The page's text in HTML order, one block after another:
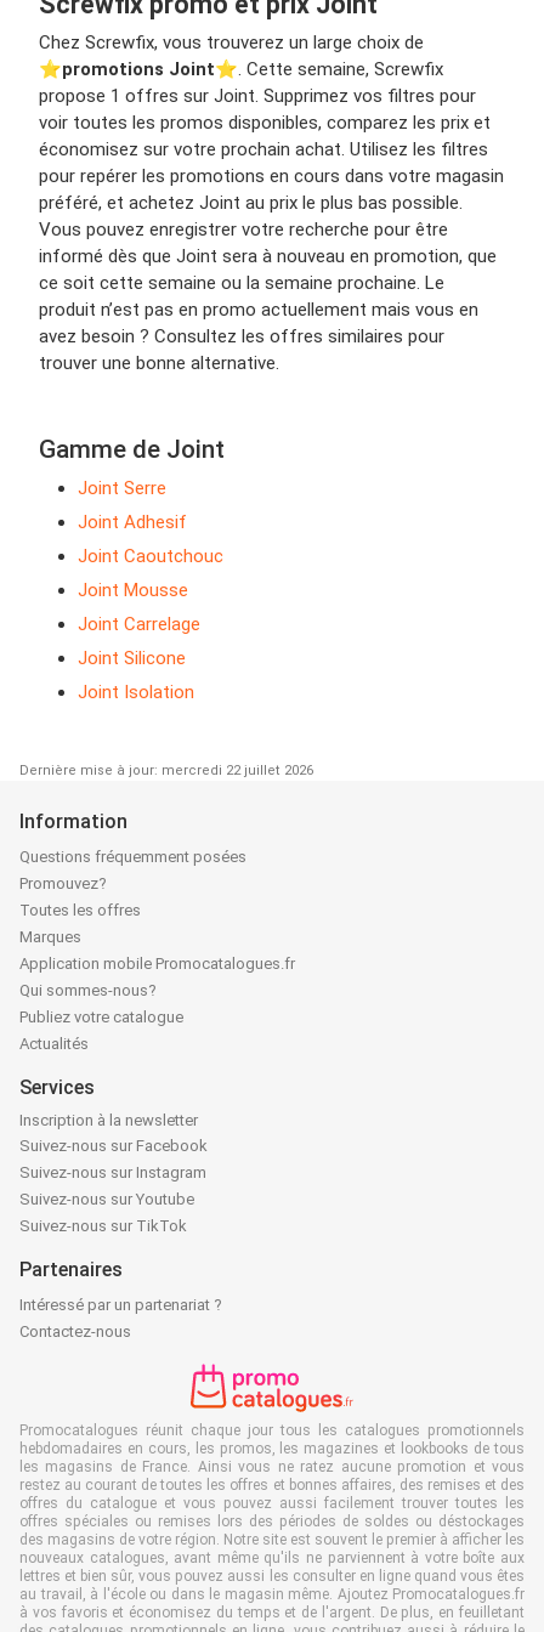
Chez Screwfix, vous trouverez un large choix de
⭐️promotions Joint⭐️. Cette semaine, Screwfix
propose 1 offres sur Joint. Supprimez vos filtres pour
voir toutes les promos disponibles, comparez les prix et
économisez sur votre prochain achat. Utilisez les filtres
pour repérer les promotions en cours dans votre magasin
préféré, et achetez Joint au prix le plus bas possible.
Vous pouvez enregistrer votre recherche pour être
informé dès que Joint sera à nouveau en promotion, que
ce soit cette semaine ou la semaine prochaine. Le
produit n’est pas en promo actuellement mais vous en
avez besoin ? Consultez les offres similaires pour
trouver une bonne alternative.
Gamme de Joint
Joint Serre
Joint Adhesif
Joint Caoutchouc
Joint Mousse
Joint Carrelage
Joint Silicone
Joint Isolation
Dernière mise à jour: mercredi 22 juillet 2026
Information
Questions fréquemment posées
Promouvez?
Toutes les offres
Marques
Application mobile Promocatalogues.fr
Qui sommes-nous?
Publiez votre catalogue
Actualités
Services
Inscription à la newsletter
Suivez-nous sur Facebook
Suivez-nous sur Instagram
Suivez-nous sur Youtube
Suivez-nous sur TikTok
Partenaires
Intéressé par un partenariat ?
Contactez-nous
Promocatalogues réunit chaque jour tous les catalogues promotionnels
hebdomadaires en cours, les promos, les magazines et lookbooks de tous
les magasins de France. Ainsi vous ne ratez aucune promotion et vous
restez au courant de toutes les offres et bonnes affaires, des remises et des
offres du catalogue et vous pouvez aussi facilement trouver toutes les
offres spéciales ou remises lors des périodes de soldes ou déstockages
des magasins de votre région. Notre site est souvent le premier à afficher les
nouveaux catalogues, avant même qu'ils ne parviennent à votre boîte aux
lettres et bien sûr, vous pouvez aussi les consulter en ligne quand vous êtes
au travail, à l'école ou dans le magasin même. Ajoutez Promocatalogues.fr
à vos favoris et économisez du temps et de l'argent. De plus, en feuilletant